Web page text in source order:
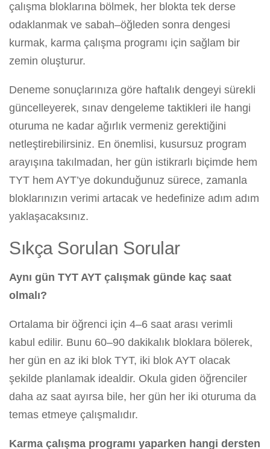
çalışma bloklarına bölmek, her blokta tek derse
odaklanmak ve sabah–öğleden sonra dengesi
kurmak, karma çalışma programı için sağlam bir
zemin oluşturur.
Deneme sonuçlarınıza göre haftalık dengeyi sürekli
güncelleyerek, sınav dengeleme taktikleri ile hangi
oturuma ne kadar ağırlık vermeniz gerektiğini
netleştirebilirsiniz. En önemlisi, kusursuz program
arayışına takılmadan, her gün istikrarlı biçimde hem
TYT hem AYT’ye dokunduğunuz sürece, zamanla
bloklarınızın verimi artacak ve hedefinize adım adım
yaklaşacaksınız.
Sıkça Sorulan Sorular
Aynı gün TYT AYT çalışmak günde kaç saat
olmalı?
Ortalama bir öğrenci için 4–6 saat arası verimli
kabul edilir. Bunu 60–90 dakikalık bloklara bölerek,
her gün en az iki blok TYT, iki blok AYT olacak
şekilde planlamak idealdir. Okula giden öğrenciler
daha az saat ayırsa bile, her gün her iki oturuma da
temas etmeye çalışmalıdır.
Karma çalışma programı yaparken hangi dersten